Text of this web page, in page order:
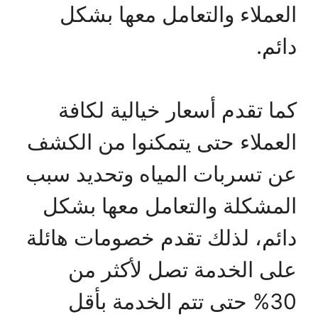
العملاء والتعامل معها بشكل
دائم.
كما تقدم أسعار خيالية لكافة
العملاء حتى يتمكنوا من الكشف
عن تسربات المياه وتحديد سبب
المشكلة والتعامل معها بشكل
دائم، لذلك تقدم خصومات هائلة
على الخدمة تصل لأكثر من
30% حتى تتم الخدمة بأقل